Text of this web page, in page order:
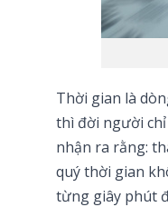
Thời gian là
thì đời người
nhận ra rằng:
quý thời gian
từng giây phút